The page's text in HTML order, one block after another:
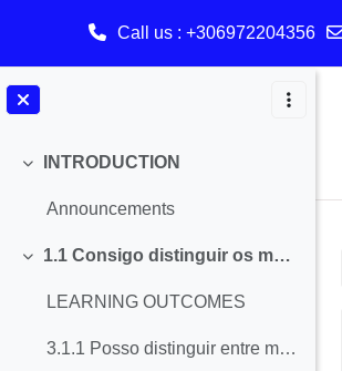
Call us : +306972204356
Collapse
INTRODUCTION
Announcements
Collapse
1.1 Consigo distinguir os meios de comunicação síncrona e assíncrona e escolher o mais adequado à comunicação que pretendo realizar
LEARNING OUTCOMES
3.1.1 Posso distinguir entre meios de comunicação síncronos e assíncronos e escolher entre eles os mais adequados à comunicação que quero fazer